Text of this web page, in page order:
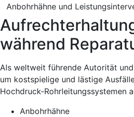
Anbohrhähne und
während
Als weltweit führende Autorität
um kostspielige und lästige
Hochdruck-Rohrleitungssystemen
Anbohrhähne